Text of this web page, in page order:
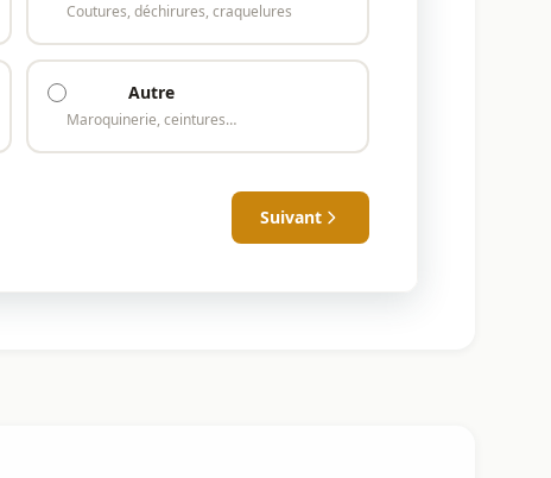
Coutures, déchirures, craquelures
Autre
Maroquinerie, ceintures…
Suivant